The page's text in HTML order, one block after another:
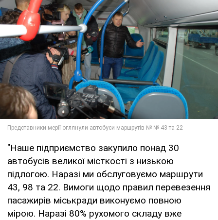
"Наше підприємство закупило понад 30
автобусів великої місткості з низькою
підлогою. Наразі ми обслуговуємо маршрути
43, 98 та 22. Вимоги щодо правил перевезення
пасажирів міськради виконуємо повною
мірою. Наразі 80% рухомого складу вже